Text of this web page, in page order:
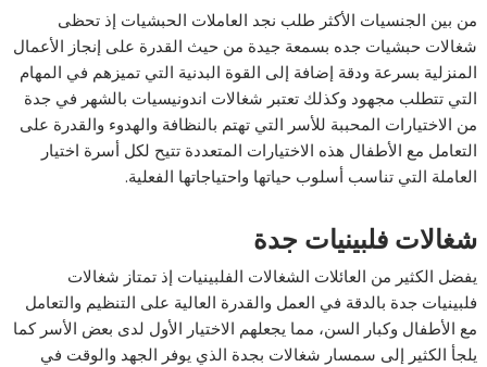
من بين الجنسيات الأكثر طلب نجد العاملات الحبشيات إذ تحظى
شغالات حبشيات جده بسمعة جيدة من حيث القدرة على إنجاز الأعمال
المنزلية بسرعة ودقة إضافة إلى القوة البدنية التي تميزهم في المهام
التي تتطلب مجهود وكذلك تعتبر شغالات اندونيسيات بالشهر في جدة
من الاختيارات المحببة للأسر التي تهتم بالنظافة والهدوء والقدرة على
التعامل مع الأطفال هذه الاختيارات المتعددة تتيح لكل أسرة اختيار
العاملة التي تناسب أسلوب حياتها واحتياجاتها الفعلية.
شغالات فلبينيات جدة
يفضل الكثير من العائلات الشغالات الفلبينيات إذ تمتاز شغالات
فلبينيات جدة بالدقة في العمل والقدرة العالية على التنظيم والتعامل
مع الأطفال وكبار السن، مما يجعلهم الاختيار الأول لدى بعض الأسر كما
يلجأ الكثير إلى سمسار شغالات بجدة الذي يوفر الجهد والوقت في